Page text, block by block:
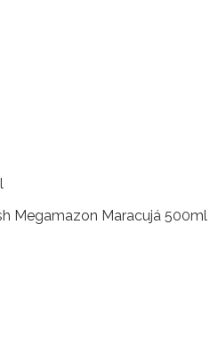
Megamazon Maracujá 500ml